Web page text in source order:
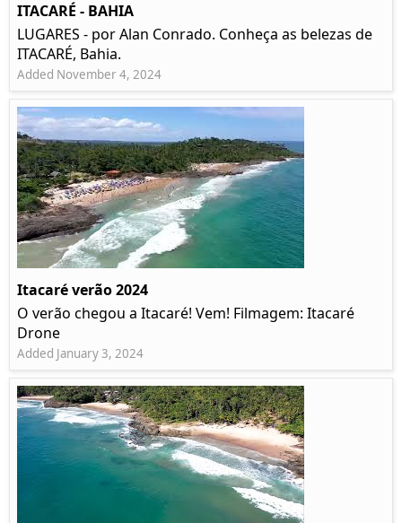
ITACARÉ - BAHIA
LUGARES - por Alan Conrado. Conheça as belezas de
ITACARÉ, Bahia.
Added November 4, 2024
Itacaré verão 2024
O verão chegou a Itacaré! Vem! Filmagem: Itacaré
Drone
Added January 3, 2024